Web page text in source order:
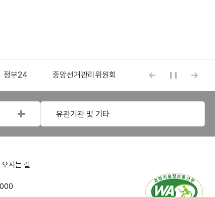
정부24 중앙선거관리위원회 응급의료정보센터
배너모음 슬라
자동재생
유관기관 및 기타
오시는 길